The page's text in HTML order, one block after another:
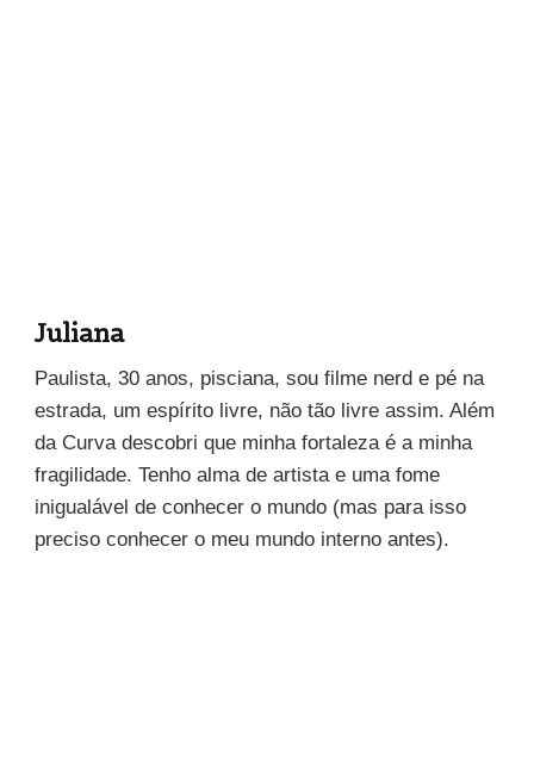
Juliana
Paulista, 30 anos, pisciana, sou filme nerd e pé na
estrada, um espírito livre, não tão livre assim. Além
da Curva descobri que minha fortaleza é a minha
fragilidade. Tenho alma de artista e uma fome
inigualável de conhecer o mundo (mas para isso
preciso conhecer o meu mundo interno antes).